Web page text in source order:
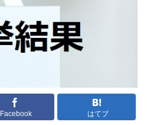
Facebook はてブ